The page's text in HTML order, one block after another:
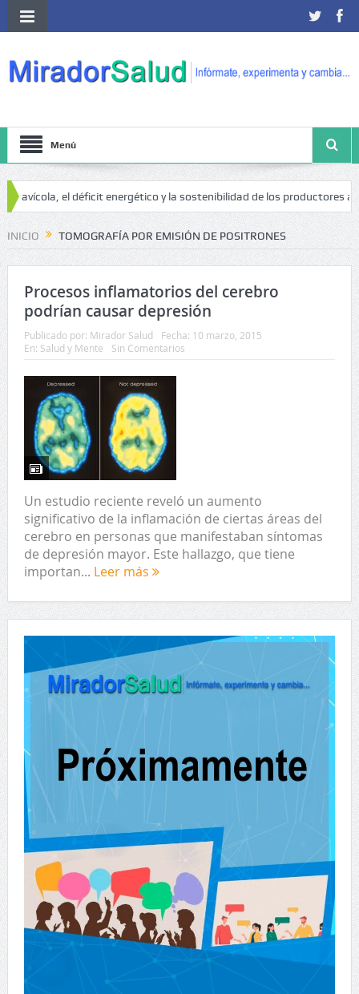
Menú
el déficit energético y la sostenibilidad de los productores
INICIO TOMOGRAFÍA POR EMISIÓN DE POSITRONES
Procesos inflamatorios del cerebro
podrían causar depresión
Publicado por: Mirador Salud Fecha: 10 marzo, 2015
En: Salud y Mente Sin Comentarios
Un estudio reciente reveló un aumento
significativo de la inflamación de ciertas áreas del
cerebro en personas que manifestaban síntomas
de depresión mayor. Este hallazgo, que tiene
importan... Leer más